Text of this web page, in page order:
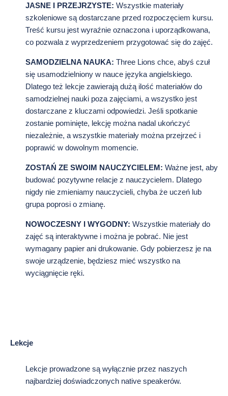
JASNE I PRZEJRZYSTE: Wszystkie materiały
szkoleniowe są dostarczane przed rozpoczęciem kursu.
Treść kursu jest wyraźnie oznaczona i uporządkowana,
co pozwala z wyprzedzeniem przygotować się do zajęć.
SAMODZIELNA NAUKA: Three Lions chce, abyś czuł
się usamodzielniony w nauce języka angielskiego.
Dlatego też lekcje zawierają dużą ilość materiałów do
samodzielnej nauki poza zajęciami, a wszystko jest
dostarczane z kluczami odpowiedzi. Jeśli spotkanie
zostanie pominięte, lekcję można nadal ukończyć
niezależnie, a wszystkie materiały można przejrzeć i
poprawić w dowolnym momencie.
ZOSTAŃ ZE SWOIM NAUCZYCIELEM: Ważne jest, aby
budować pozytywne relacje z nauczycielem. Dlatego
nigdy nie zmieniamy nauczycieli, chyba że uczeń lub
grupa poprosi o zmianę.
NOWOCZESNY I WYGODNY: Wszystkie materiały do
zajęć są interaktywne i można je pobrać. Nie jest
wymagany papier ani drukowanie. Gdy pobierzesz je na
swoje urządzenie, będziesz mieć wszystko na
wyciągnięcie ręki.
Lekcje
Lekcje prowadzone są wyłącznie przez naszych
najbardziej doświadczonych native speakerów.